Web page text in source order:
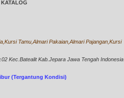
KATALOG
Tamu,Almari Pakaian,Almari Pajangan,Kursi
Kec.Batealit Kab.Jepara Jawa Tengah Indonesia
(Tergantung Kondisi)